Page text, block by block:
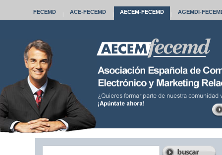
FECEMD ACE-FECEMD AECEM-FECEMD AGEMDI-